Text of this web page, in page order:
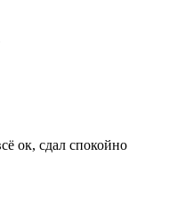
ок, сдал спокойно